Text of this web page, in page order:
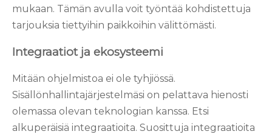
mukaan. Tämän avulla voit työntää kohdistettuja
tarjouksia tiettyihin paikkoihin välittömästi.
Integraatiot ja ekosysteemi
Mitään ohjelmistoa ei ole tyhjiössä.
Sisällönhallintajärjestelmäsi on pelattava hienosti
olemassa olevan teknologian kanssa. Etsi
alkuperäisiä integraatioita. Suosittuja integraatioita